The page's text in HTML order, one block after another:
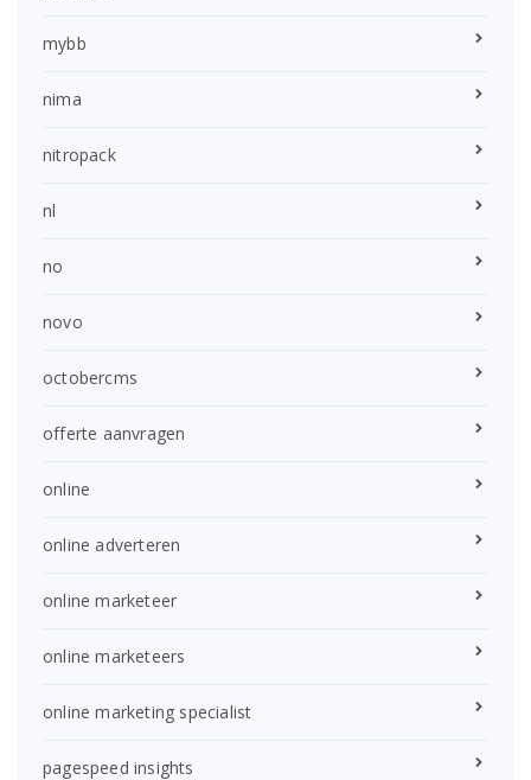
mybb
nima
nitropack
nl
no
novo
octobercms
offerte aanvragen
online
online adverteren
online marketeer
online marketeers
online marketing specialist
pagespeed insights